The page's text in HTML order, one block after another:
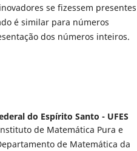
se fizessem presentes
é similar para números
dos números inteiros.
do Espírito Santo - UFES
de Matemática Pura e
de Matemática da